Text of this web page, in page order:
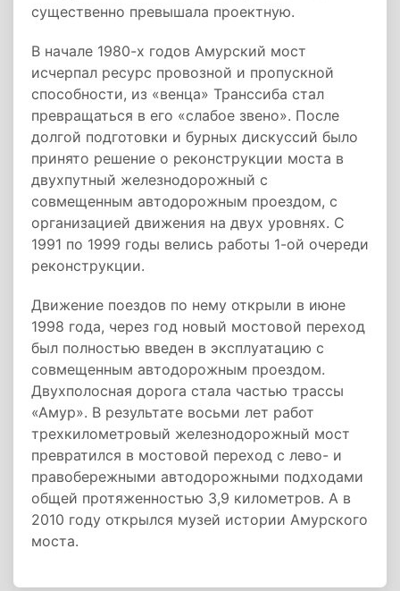
существенно превышала проектную.
В начале 1980-х годов Амурский мост
исчерпал ресурс провозной и пропускной
способности, из «венца» Транссиба стал
превращаться в его «слабое звено». После
долгой подготовки и бурных дискуссий было
принято решение о реконструкции моста в
двухпутный железнодорожный с
совмещенным автодорожным проездом, с
организацией движения на двух уровнях. С
1991 по 1999 годы велись работы 1-ой очереди
реконструкции.
Движение поездов по нему открыли в июне
1998 года, через год новый мостовой переход
был полностью введен в эксплуатацию с
совмещенным автодорожным проездом.
Двухполосная дорога стала частью трассы
«Амур». В результате восьми лет работ
трехкилометровый железнодорожный мост
превратился в мостовой переход с лево- и
правобережными автодорожными подходами
общей протяженностью 3,9 километров. А в
2010 году открылся музей истории Амурского
моста.